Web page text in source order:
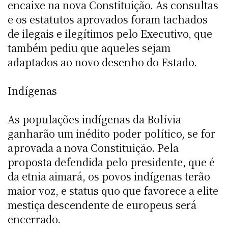
encaixe na nova Constituição. As consultas
e os estatutos aprovados foram tachados
de ilegais e ilegítimos pelo Executivo, que
também pediu que aqueles sejam
adaptados ao novo desenho do Estado.
Indígenas
As populações indígenas da Bolívia
ganharão um inédito poder político, se for
aprovada a nova Constituição. Pela
proposta defendida pelo presidente, que é
da etnia aimará, os povos indígenas terão
maior voz, e status quo que favorece a elite
mestiça descendente de europeus será
encerrado.